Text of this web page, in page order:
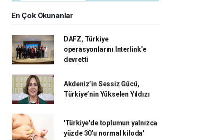
En Çok Okunanlar
DAFZ, Türkiye
operasyonlarını Interlink’e
devretti
Akdeniz’in Sessiz Gücü,
Türkiye’nin Yükselen Yıldızı
'Türkiye'de toplumun yalnızca
yüzde 30'u normal kiloda'